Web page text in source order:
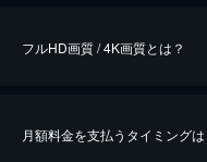
※40％ポイント還元の対象は、クレ
フルHD画質 / 4K画質とは？
月額料金を支払うタイミングは